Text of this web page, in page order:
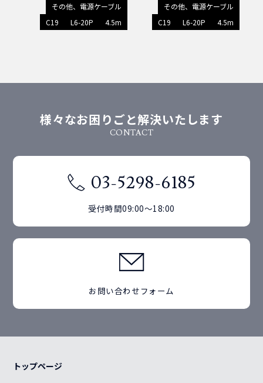
その他、電源ケーブル
C19
L6-20P 4.5m
その他、電源ケーブル
C19
L6-20P 4.5m
様々なお困りごと解決いたします
CONTACT
03-5298-6185
受付時間09:00～18:00
お問い合わせフォーム
トップページ